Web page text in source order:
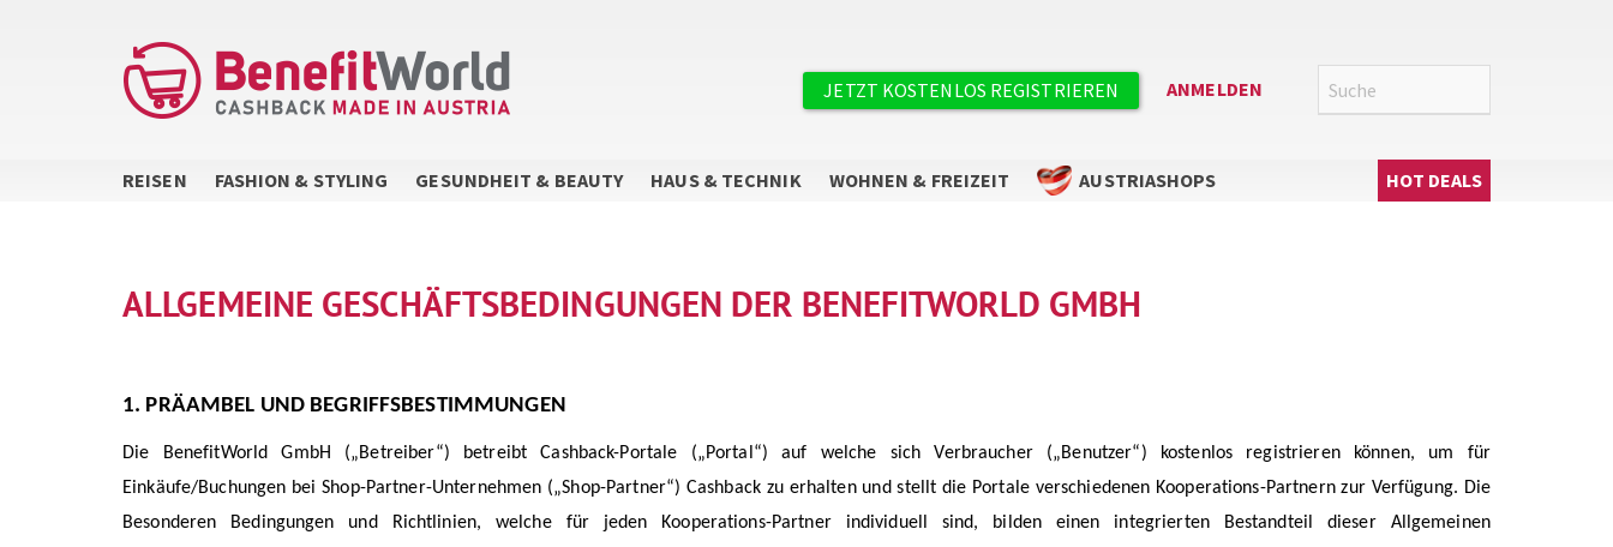
Suche
Benutzermenü
JETZT KOSTENLOS REGISTRIEREN ANMELDEN
REISEN FASHION & STYLING GESUNDHEIT & BEAUTY HAUS & TECHNIK WOHNEN & FREIZEIT AUSTRIASHOPS Hauptnavigation
HOT DEALS
ALLGEMEINE GESCHÄFTSBEDINGUNGEN DER BENEFITWORLD GMBH
1. PRÄAMBEL UND BEGRIFFSBESTIMMUNGEN
Die BenefitWorld GmbH („Betreiber“) betreibt Cashback-Portale („Portal“) auf welche sich Verbraucher („Benutzer“) kostenlos registrieren können, um für
Einkäufe/Buchungen bei Shop-Partner-Unternehmen („Shop-Partner“) Cashback zu erhalten und stellt die Portale verschiedenen Kooperations-Partnern zur Verfügung. Die
Besonderen Bedingungen und Richtlinien, welche für jeden Kooperations-Partner individuell sind, bilden einen integrierten Bestandteil dieser Allgemeinen
Sie wollen keine Angebote mehr